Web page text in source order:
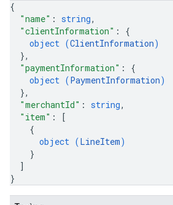
{
"name" : string,
"clientInformation" : {
object (ClientInformation)
},
"paymentInformation" : {
object (PaymentInformation)
},
"merchantId" : string,
"item" :
[
{
object (LineItem)
}
]
}